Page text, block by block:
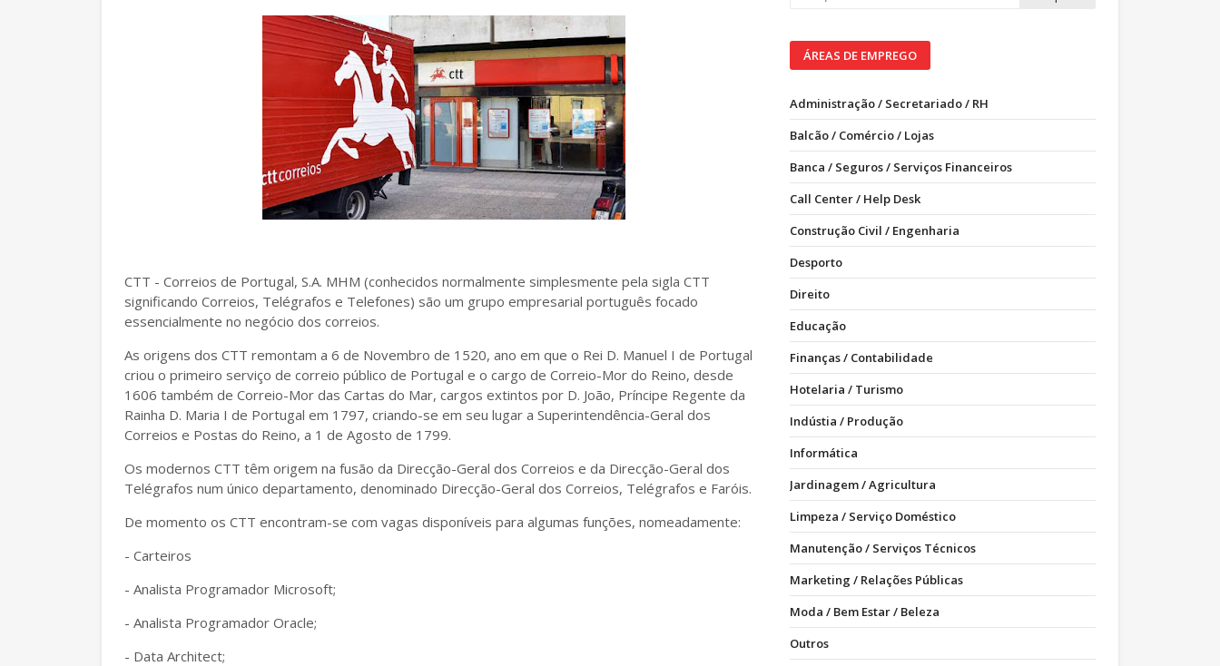
CTT - Correios de Portugal, S.A. MHM (conhecidos normalmente simplesmente pela sigla CTT
significando Correios, Telégrafos e Telefones) são um grupo empresarial português focado
essencialmente no negócio dos correios.
As origens dos CTT remontam a 6 de Novembro de 1520, ano em que o Rei D. Manuel I de Portugal
criou o primeiro serviço de correio público de Portugal e o cargo de Correio-Mor do Reino, desde
1606 também de Correio-Mor das Cartas do Mar, cargos extintos por D. João, Príncipe Regente da
Rainha D. Maria I de Portugal em 1797, criando-se em seu lugar a Superintendência-Geral dos
Correios e Postas do Reino, a 1 de Agosto de 1799.
Os modernos CTT têm origem na fusão da Direcção-Geral dos Correios e da Direcção-Geral dos
Telégrafos num único departamento, denominado Direcção-Geral dos Correios, Telégrafos e Faróis.
De momento os CTT encontram-se com vagas disponíveis para algumas funções, nomeadamente:
- Carteiros
- Analista Programador Microsoft;
- Analista Programador Oracle;
- Data Architect;
ÁREAS DE EMPREGO
Administração / Secretariado / RH
Balcão / Comércio / Lojas
Banca / Seguros / Serviços Financeiros
Call Center / Help Desk
Construção Civil / Engenharia
Desporto
Direito
Educação
Finanças / Contabilidade
Hotelaria / Turismo
Indústia / Produção
Informática
Jardinagem / Agricultura
Limpeza / Serviço Doméstico
Manutenção / Serviços Técnicos
Marketing / Relações Públicas
Moda / Bem Estar / Beleza
Outros